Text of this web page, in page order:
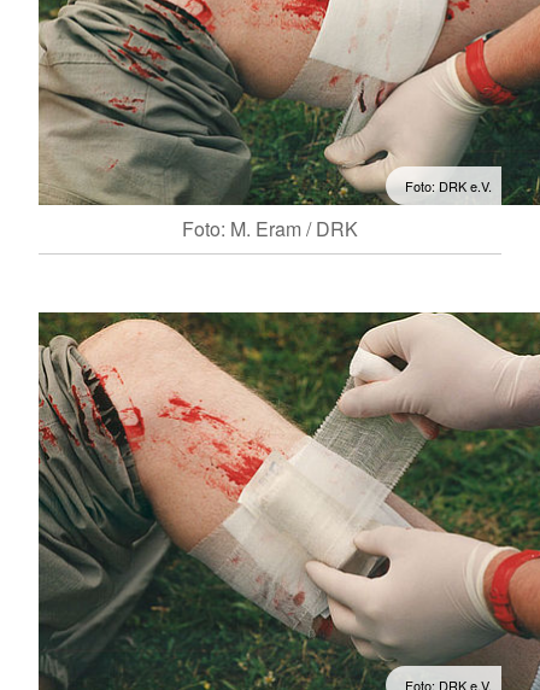
Foto: DRK e.V.
Foto: M. Eram / DRK
Foto: DRK e.V.